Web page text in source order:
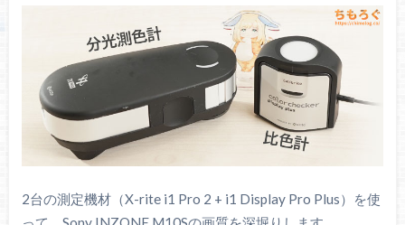
2台の測定機材（X-rite i1 Pro 2 + i1 Display Pro Plus）を使